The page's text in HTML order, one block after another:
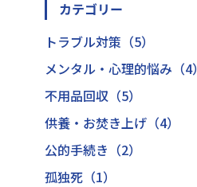
カテゴリー
トラブル対策（5）
メンタル・心理的悩み（4）
不用品回収（5）
供養・お焚き上げ（4）
公的手続き（2）
孤独死（1）